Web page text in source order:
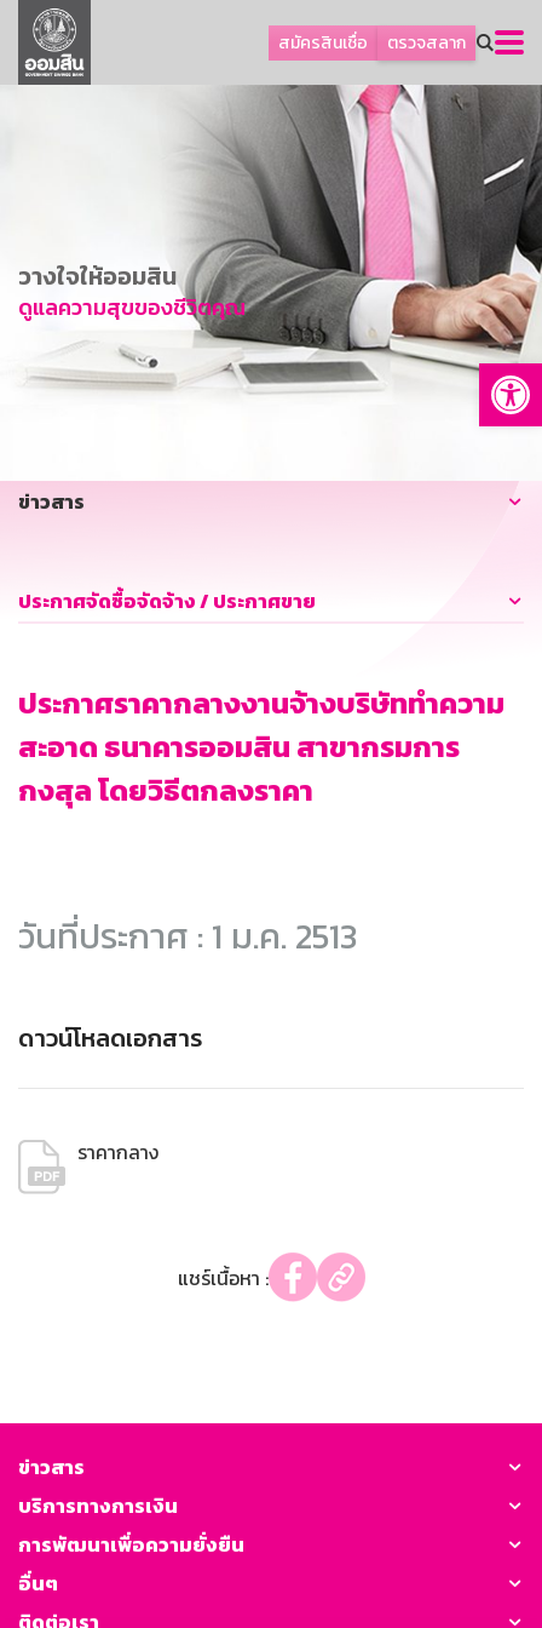
สมัครสินเชื่อ ตรวจสลาก
ลูกค้าธุรกิจ
ลูกค้าผู้ประกอบรายย่อย
การพัฒนาที่ยั่งยืน
ข่าวสาร
บริการทางการเงิน
อื่นๆ
วางใจให้ออมสิน
ดูแลความสุขของชีวิตคุณ
ข่าวสาร
ประกาศจัดซื้อจัดจ้าง / ประกาศขาย
ประกาศราคากลางงานจ้างบริษัททำความ
สะอาด ธนาคารออมสิน สาขากรมการ
กงสุล โดยวิธีตกลงราคา
วันที่ประกาศ : 1 ม.ค. 2513
ดาวน์โหลดเอกสาร
ราคากลาง
แชร์เนื้อหา :
ข่าวสาร
บริการทางการเงิน
การพัฒนาเพื่อความยั่งยืน
อื่นๆ